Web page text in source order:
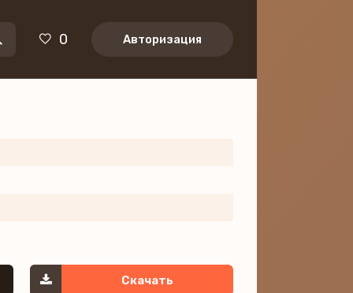
0 Авторизация
Скачать